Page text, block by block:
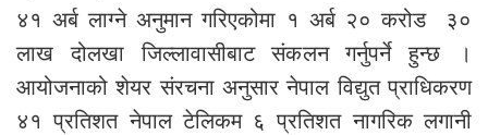
४१ अर्ब लाग्ने अनुमान गरिएकोमा १ अर्ब २० करोड ३०
लाख दोलखा जिल्लावासीबाट संकलन गर्नुपर्ने हुन्छ ।
आयोजनाको शेयर संरचना अनुसार नेपाल विद्युत प्राधिकरण
४१ प्रतिशत नेपाल टेलिकम ६ प्रतिशत नागरिक लगानी